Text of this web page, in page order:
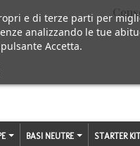
BASI NEUTRE STARTER
e di terze parti per
analizzando le tue
Accetta.